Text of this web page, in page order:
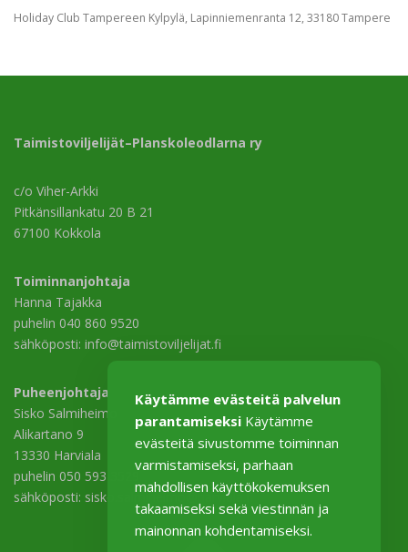
Holiday Club Tampereen Kylpylä, Lapinniemenranta 12, 33180 Tampere
Taimistoviljelijät–Planskoleodlarna ry
c/o Viher-Arkki
Pitkänsillankatu 20 B 21
67100 Kokkola
Toiminnanjohtaja
Hanna Tajakka
puhelin 040 860 9520
sähköposti: info@taimistoviljelijat.fi
Puheenjohtaja
Sisko Salmiheimo
Alikartano 9
13330 Harviala
puhelin 050 593 3529
sähköposti: sisko.salmiheimo@harviala.fi
Käytämme evästeitä palvelun
parantamiseksi Käytämme
evästeitä sivustomme toiminnan
varmistamiseksi, parhaan
mahdollisen käyttökokemuksen
takaamiseksi sekä viestinnän ja
mainonnan kohdentamiseksi.